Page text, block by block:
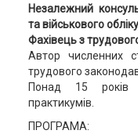
Незалежний
та військового
Фахівець з
Автор численних
трудового
Понад 15 років
практикумів.
ПРОГРАМА: